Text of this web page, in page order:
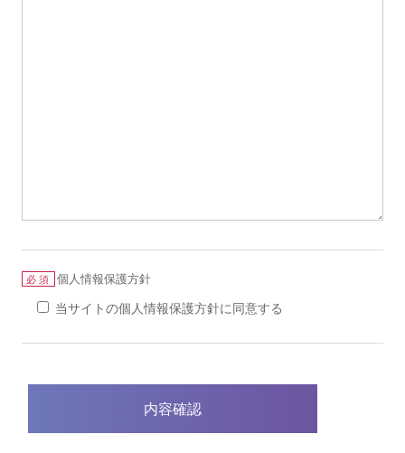
必須 個人情報保護方針
当サイトの個人情報保護方針に同意する